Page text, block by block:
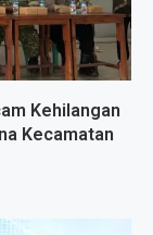
Kehilangan
Kecamatan